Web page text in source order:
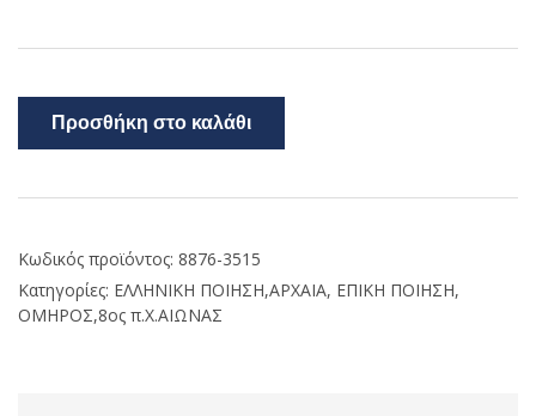
Προσθήκη στο καλάθι
Κωδικός προϊόντος: 8876-3515
Κατηγορίες: ΕΛΛΗΝΙΚΗ ΠΟΙΗΣΗ,ΑΡΧΑΙΑ, ΕΠΙΚΗ ΠΟΙΗΣΗ,
ΟΜΗΡΟΣ,8ος π.Χ.ΑΙΩΝΑΣ